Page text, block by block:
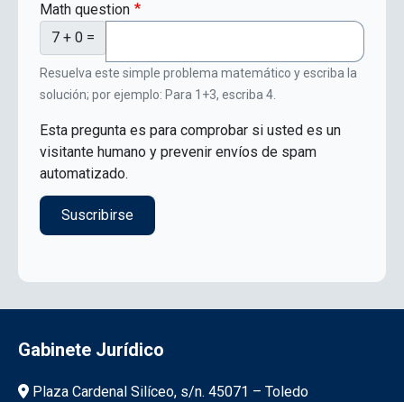
Math question
7 + 0 =
Resuelva este simple problema matemático y escriba la
solución; por ejemplo: Para 1+3, escriba 4.
Esta pregunta es para comprobar si usted es un
visitante humano y prevenir envíos de spam
automatizado.
Gabinete Jurídico
Información de la institución
Plaza Cardenal Silíceo, s/n. 45071 – Toledo